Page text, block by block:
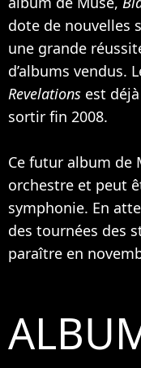
dote de nouvelles
une grande
d’albums vendus.
Revelations est
sortir fin 2008.
Ce futur album de
orchestre et peut
symphonie. En
des tournées des
paraître en